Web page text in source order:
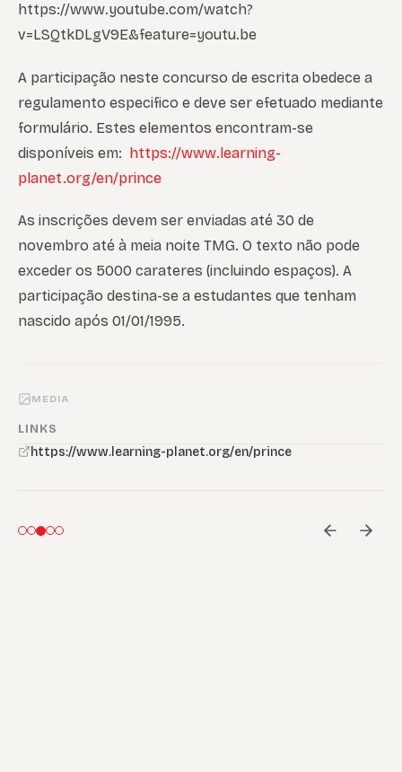
https://www.youtube.com/watch?
v=LSQtkDLgV9E&feature=youtu.be
A participação neste concurso de escrita obedece a
regulamento especifico e deve ser efetuado mediante
formulário. Estes elementos encontram-se
disponíveis em: https://www.learning-
planet.org/en/prince
As inscrições devem ser enviadas até 30 de
novembro até à meia noite TMG. O texto não pode
exceder os 5000 carateres (incluindo espaços). A
participação destina-se a estudantes que tenham
nascido após 01/01/1995.
MEDIA
LINKS
https://www.learning-planet.org/en/prince